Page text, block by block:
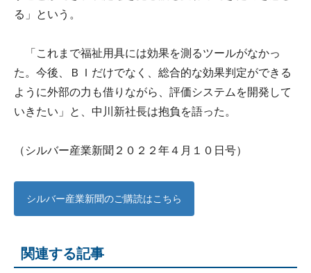
る」という。
「これまで福祉用具には効果を測るツールがなかっ
た。今後、ＢＩだけでなく、総合的な効果判定ができる
ように外部の力も借りながら、評価システムを開発して
いきたい」と、中川新社長は抱負を語った。
（シルバー産業新聞２０２２年４月１０日号）
シルバー産業新聞のご購読はこちら
関連する記事